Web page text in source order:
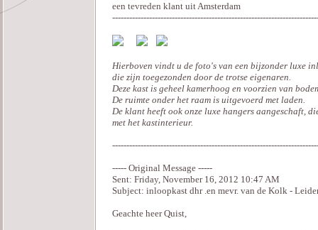
een tevreden klant uit Amsterdam
Hierboven vindt u de foto's van een bijzonder luxe
die zijn toegezonden door de trotse eigenaren.
Deze kast is geheel kamerhoog en voorzien van
De ruimte onder het raam is uitgevoerd met laden.
De klant heeft ook onze luxe hangers aangeschaft,
met het kastinterieur.
----- Original Message -----
Sent: Friday, November 16, 2012 10:47 AM
Subject: inloopkast dhr .en mevr. van de Kolk -
Geachte heer Quist,